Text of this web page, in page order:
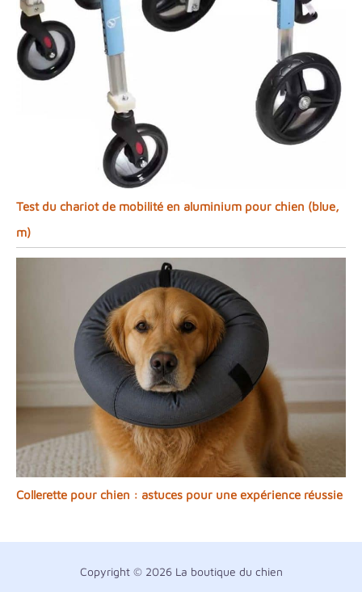
Test du chariot de mobilité en aluminium pour chien (blue,
m)
Collerette pour chien : astuces pour une expérience réussie
Copyright © 2026 La boutique du chien